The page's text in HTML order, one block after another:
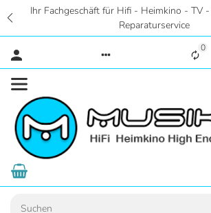
Ihr Fachgeschäft für Hifi - Heimkino - TV
Reparaturservice
0